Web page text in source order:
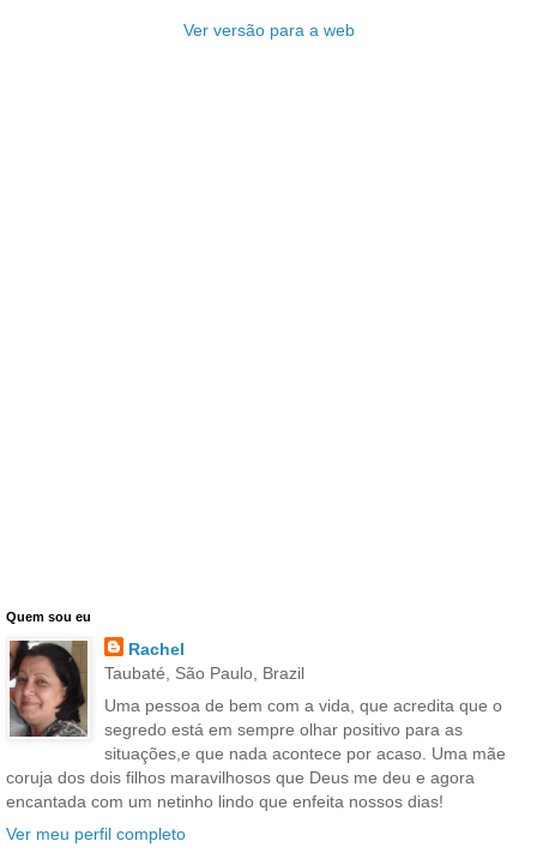
Ver versão para a web
Quem sou eu
Rachel
Taubaté, São Paulo, Brazil
Uma pessoa de bem com a vida, que acredita que o
segredo está em sempre olhar positivo para as
situações,e que nada acontece por acaso. Uma mãe
coruja dos dois filhos maravilhosos que Deus me deu e agora
encantada com um netinho lindo que enfeita nossos dias!
Ver meu perfil completo